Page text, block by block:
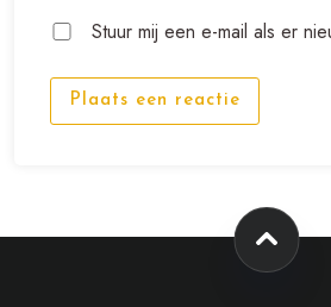
Stuur mij een e-mail als er
Plaats een reactie